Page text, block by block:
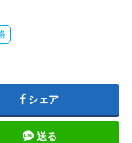
シェア
送る